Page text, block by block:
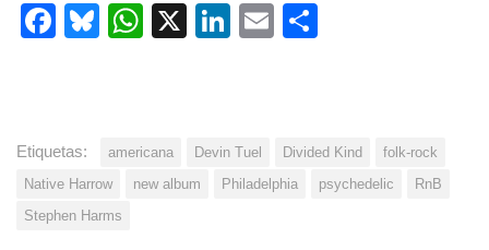
Facebook
Bluesky
WhatsApp
X LinkedIn
Email
Etiquetas: americana Devin Tuel Divided Kind
folk-rock
Native Harrow
new album Philadelphia psychedelic
RnB
Stephen Harms